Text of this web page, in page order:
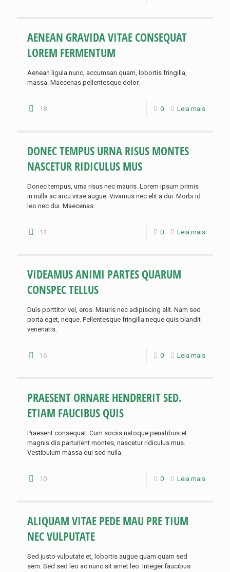
AENEAN GRAVIDA VITAE CONSEQUAT
LOREM FERMENTUM
Aenean ligula nunc, accumsan quam, lobortis fringilla,
massa. Maecenas pellentesque dolor.
18 0 Leia mais
DONEC TEMPUS URNA RISUS MONTES
NASCETUR RIDICULUS MUS
Donec tempus, urna risus nec mauris. Lorem ipsum primis
in nulla ac arcu vitae augue. Vivamus nec elit a dui. Morbi id
leo nec dui. Maecenas.
14 0 Leia mais
VIDEAMUS ANIMI PARTES QUARUM
CONSPEC TELLUS
Duis porttitor vel, eros. Mauris nec adipiscing elit. Nam sed
porta eget, neque. Pellentesque fringilla neque quis blandit
venenatis.
16 0 Leia mais
PRAESENT ORNARE HENDRERIT SED.
ETIAM FAUCIBUS QUIS
Praesent consequat. Cum sociis natoque penatibus et
magnis dis parturient montes, nascetur ridiculus mus.
Vestibulum massa dui sed nulla
10 0 Leia mais
ALIQUAM VITAE PEDE MAU PRE TIUM
NEC VULPUTATE
Sed justo vulputate et, lobortis augue quam quam sed
sem. Sed sed leo ac nunc sit amet leo. Integer faucibus